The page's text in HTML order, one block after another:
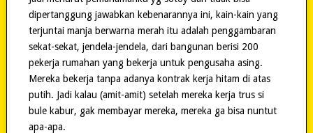
dipertanggung jawabkan kebenarannya ini, kain-kain yang
terjuntai manja berwarna merah itu adalah penggambaran
sekat-sekat, jendela-jendela, dari bangunan berisi 200
pekerja rumahan yang bekerja untuk pengusaha asing.
Mereka bekerja tanpa adanya kontrak kerja hitam di atas
putih. Jadi kalau (amit-amit) setelah mereka kerja trus si
bule kabur, gak membayar mereka, mereka ga bisa nuntut
apa-apa.